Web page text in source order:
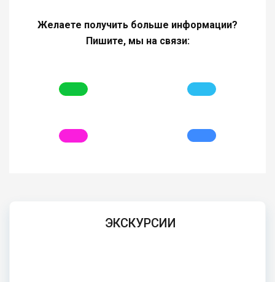
Желаете получить больше информации?
Пишите, мы на связи:
ЭКСКУРСИИ